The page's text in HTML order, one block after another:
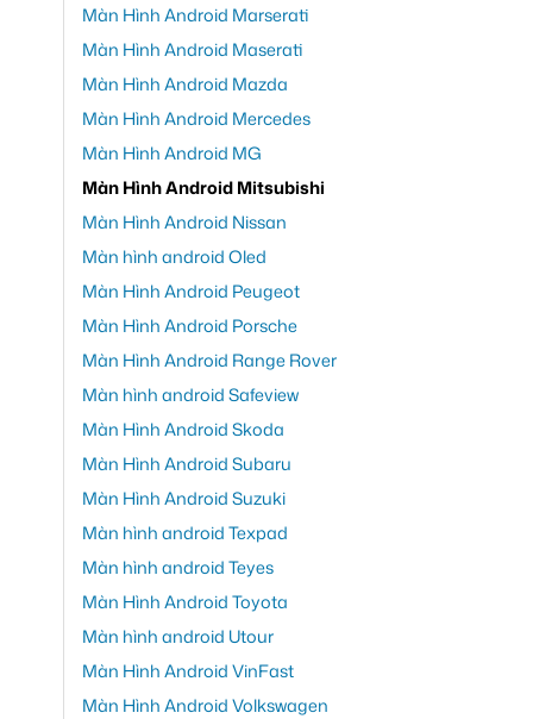
Màn Hình Android Marserati
Màn Hình Android Maserati
Màn Hình Android Mazda
Màn Hình Android Mercedes
Màn Hình Android MG
Màn Hình Android Mitsubishi
Màn Hình Android Nissan
Màn hình android Oled
Màn Hình Android Peugeot
Màn Hình Android Porsche
Màn Hình Android Range Rover
Màn hình android Safeview
Màn Hình Android Skoda
Màn Hình Android Subaru
Màn Hình Android Suzuki
Màn hình android Texpad
Màn hình android Teyes
Màn Hình Android Toyota
Màn hình android Utour
Màn Hình Android VinFast
Màn Hình Android Volkswagen